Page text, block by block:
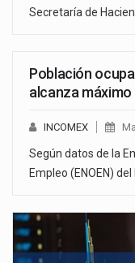
Secretaría de
Población
alcanza
INCOMEX
Según datos de la
Empleo (ENOEN) del